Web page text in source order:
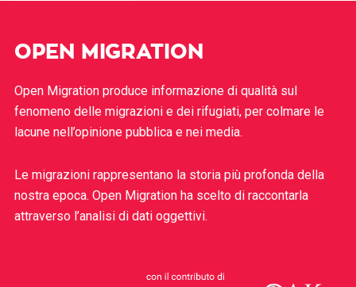
OPEN MIGRATION
Open Migration produce informazione di qualità sul
fenomeno delle migrazioni e dei rifugiati, per colmare le
lacune nell’opinione pubblica e nei media.
Le migrazioni rappresentano la storia più profonda della
nostra epoca. Open Migration ha scelto di raccontarla
attraverso l’analisi di dati oggettivi.